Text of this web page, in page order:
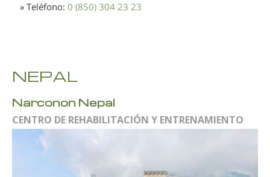
» Teléfono: 0 (850) 304 23 23
NEPAL
Narconon Nepal
CENTRO DE REHABILITACIÓN Y ENTRENAMIENTO